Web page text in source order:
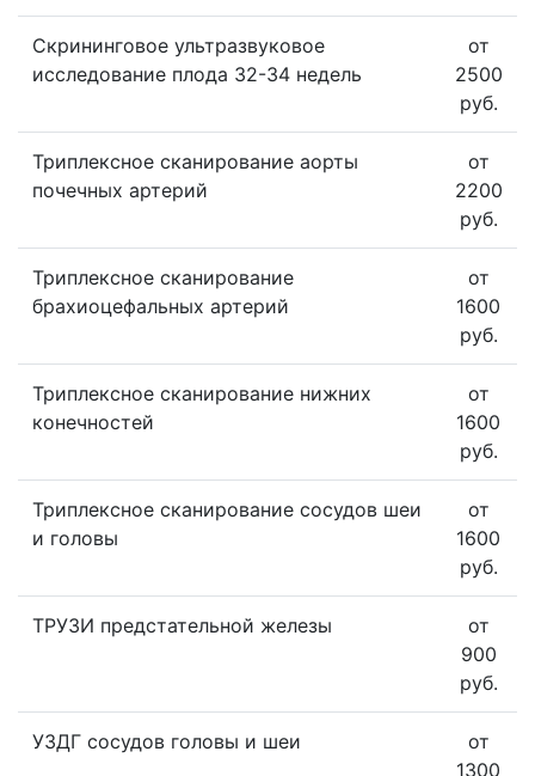
Скрининговое ультразвуковое
исследование плода 32-34 недель
от
2500
руб.
Триплексное сканирование аорты
почечных артерий
от
2200
руб.
Триплексное сканирование
брахиоцефальных артерий
от
1600
руб.
Триплексное сканирование нижних
конечностей
от
1600
руб.
Триплексное сканирование сосудов шеи
и головы
от
1600
руб.
ТРУЗИ предстательной железы
от
900
руб.
УЗДГ сосудов головы и шеи
от
1300